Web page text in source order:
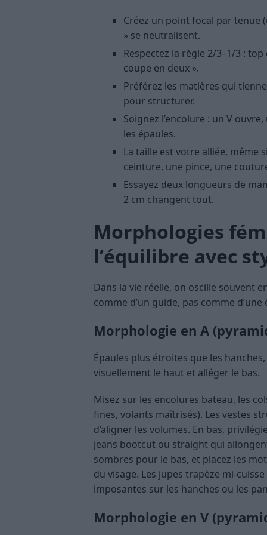
Créez un point focal par tenue
» se neutralisent.
Respectez la règle 2/3–1/3 :
coupe en deux ».
Préférez les matières qui
pour structurer.
Soignez l’encolure : un V
les épaules.
La taille est votre alliée, même
ceinture, une pince, une
Essayez deux longueurs de
2 cm changent tout.
Morphologies
l’équilibre avec
Dans la vie réelle, on oscille souvent
comme d’un guide, pas comme
Morphologie en A
Épaules plus étroites que les
visuellement le haut et alléger le bas.
Misez sur les encolures bateau, les
fines, volants maîtrisés). Les vestes
d’aligner les volumes. En bas,
jeans bootcut ou straight qui
sombres pour le bas, et placez les
du visage. Les jupes trapèze mi-
imposantes sur les hanches ou les
Morphologie en V